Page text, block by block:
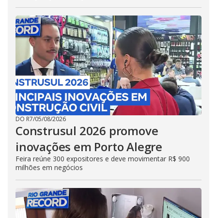
DO R7/05/08/2026
Construsul 2026 promove
inovações em Porto Alegre
Feira reúne 300 expositores e deve movimentar R$ 900
milhões em negócios